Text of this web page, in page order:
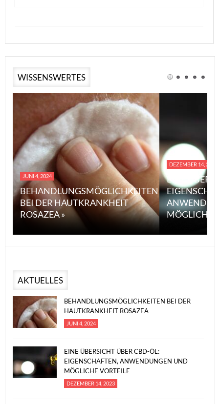
WISSENSWERTES
JUNI 4, 2024
BEHANDLUNGSMÖGLICHKEITEN
BEI DER HAUTKRANKHEIT
ROSAZEA »
DEZEMBER 14, 2023
EINE
MÖGLICHE
AKTUELLES
BEHANDLUNGSMÖGLICHKEITEN BEI DER
HAUTKRANKHEIT ROSAZEA
JUNI 4, 2024
EINE ÜBERSICHT ÜBER CBD-ÖL:
EIGENSCHAFTEN, ANWENDUNGEN UND
MÖGLICHE VORTEILE
DEZEMBER 14, 2023